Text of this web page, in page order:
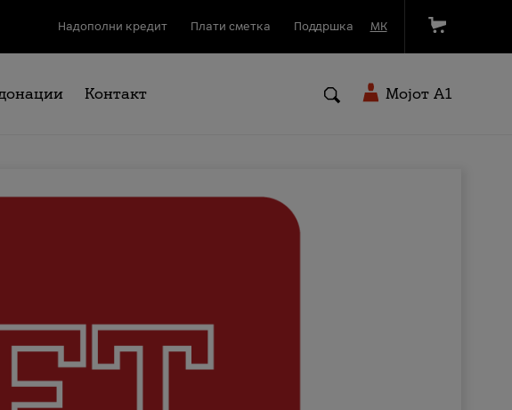
Надополни кредит Плати сметка Поддршка МК
Контакт Мојот A1